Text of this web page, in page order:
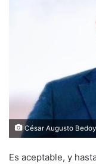
César Augusto
Es aceptable, y